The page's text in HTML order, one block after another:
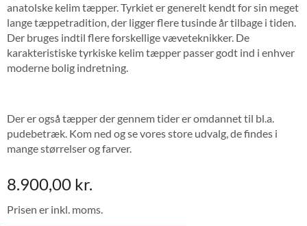
anatolske kelim tæpper. Tyrkiet er generelt kendt for sin meget
lange tæppetradition, der ligger flere tusinde år tilbage i tiden.
Der bruges indtil flere forskellige væveteknikker. De
karakteristiske tyrkiske kelim tæpper passer godt ind i enhver
moderne bolig indretning.
Der er også tæpper der gennem tider er omdannet til bl.a.
pudebetræk. Kom ned og se vores store udvalg, de findes i
mange størrelser og farver.
8.900,00 kr.
Prisen er inkl. moms.